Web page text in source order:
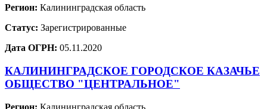
Регион: Калининградская область
Статус: Зарегистрированные
Дата ОГРН: 05.11.2020
КАЛИНИНГРАДСКОЕ ГОРОДСКОЕ КАЗАЧЬЕ
ОБЩЕСТВО "ЦЕНТРАЛЬНОЕ"
Регион: Калининградская область